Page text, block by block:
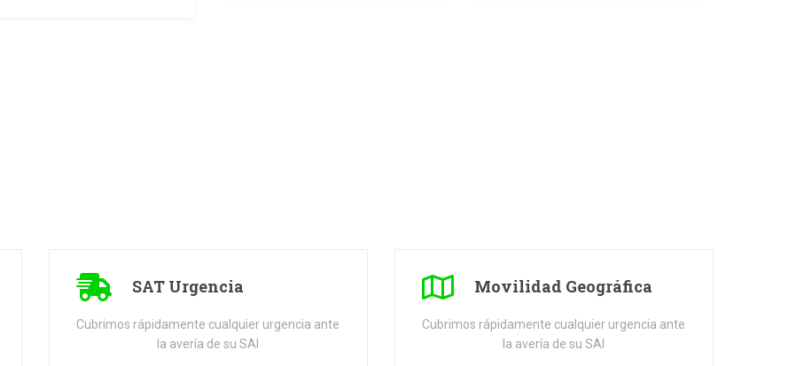
SAT Urgencia
Cubrimos rápidamente cualquier urgencia ante
la avería de su SAI
Movilidad Geográfica
Cubrimos rápidamente cualquier urgencia ante
la avería de su SAI